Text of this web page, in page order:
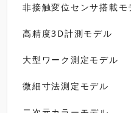
非接触変位センサ搭載モ
高精度3D計測モデル
大型ワーク測定モデル
微細寸法測定モデル